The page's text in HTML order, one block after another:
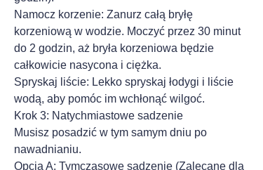
Namocz korzenie: Zanurz całą bryłę
korzeniową w wodzie. Moczyć przez 30 minut
do 2 godzin, aż bryła korzeniowa będzie
całkowicie nasycona i ciężka.
Spryskaj liście: Lekko spryskaj łodygi i liście
wodą, aby pomóc im wchłonąć wilgoć.
Krok 3: Natychmiastowe sadzenie
Musisz posadzić w tym samym dniu po
nawadnianiu.
Opcja A: Tymczasowe sadzenie (Zalecane dla